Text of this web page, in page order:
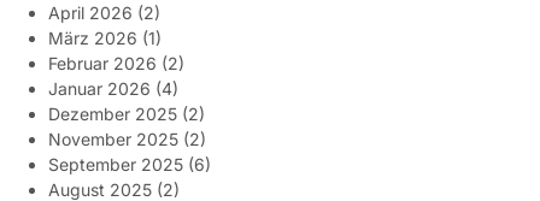
April 2026 (2)
März 2026 (1)
Februar 2026 (2)
Januar 2026 (4)
Dezember 2025 (2)
November 2025 (2)
September 2025 (6)
August 2025 (2)